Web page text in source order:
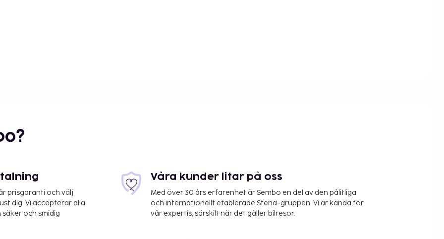
dator.
på boendet –
prisgaranti och välj
dig. Vi accepterar alla
och smidig
Våra kunder litar på oss
Med över 30 års erfarenhet är Sembo en del av den pålitliga
och internationellt etablerade Stena-gruppen. Vi är kända för
vår expertis, särskilt när det gäller bilresor.